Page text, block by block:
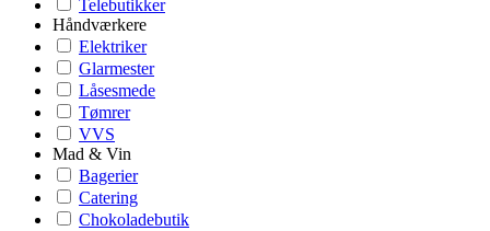
Telebutikker
Håndværkere
Elektriker
Glarmester
Låsesmede
Tømrer
VVS
Mad & Vin
Bagerier
Catering
Chokoladebutik